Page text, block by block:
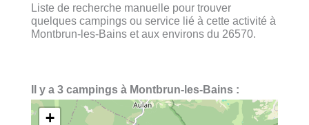
Liste de recherche manuelle pour trouver
quelques campings ou service lié à cette activité à
Montbrun-les-Bains et aux environs du 26570.
Il y a 3 campings à Montbrun-les-Bains :
+